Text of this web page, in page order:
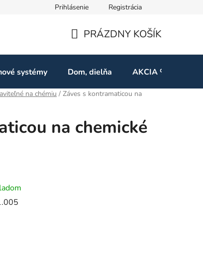
Odstúpenie od zmluvy
Prihlásenie Registrácia
KOŠÍK
PRÁZDNY KOŠÍK
systémy Dom, dielňa AKCIA %
na chémiu / Záves s kontramaticou na
na chemické